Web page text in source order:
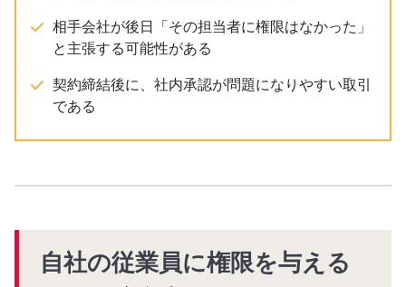
相手会社が後日「その担当者に権限はなかった」
と主張する可能性がある
契約締結後に、社内承認が問題になりやすい取引
である
自社の従業員に権限を与える